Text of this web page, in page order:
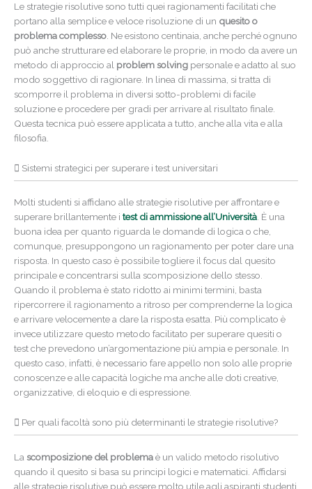
Le strategie risolutive sono tutti quei ragionamenti facilitati che
portano alla semplice e veloce risoluzione di un quesito o
problema complesso . Ne esistono centinaia, anche perché ognuno
può anche strutturare ed elaborare le proprie, in modo da avere un
metodo di approccio al problem solving personale e adatto al suo
modo soggettivo di ragionare. In linea di massima, si tratta di
scomporre il problema in diversi sotto-problemi di facile
soluzione e procedere per gradi per arrivare al risultato finale.
Questa tecnica può essere applicata a tutto, anche alla vita e alla
filosofia.
Sistemi strategici per superare i test universitari
Molti studenti si affidano alle strategie risolutive per affrontare e
superare brillantemente i test di ammissione all’Università. È una
buona idea per quanto riguarda le domande di logica o che,
comunque, presuppongono un ragionamento per poter dare una
risposta. In questo caso è possibile togliere il focus dal quesito
principale e concentrarsi sulla scomposizione dello stesso.
Quando il problema è stato ridotto ai minimi termini, basta
ripercorrere il ragionamento a ritroso per comprenderne la logica
e arrivare velocemente a dare la risposta esatta. Più complicato è
invece utilizzare questo metodo facilitato per superare quesiti o
test che prevedono un’argomentazione più ampia e personale. In
questo caso, infatti, è necessario fare appello non solo alle proprie
conoscenze e alle capacità logiche ma anche alle doti creative,
organizzative, di eloquio e di espressione.
Per quali facoltà sono più determinanti le strategie risolutive?
La scomposizione del problemaè un valido metodo risolutivo
quando il quesito si basa su principi logici e matematici. Affidarsi
alle strategie risolutive può essere molto utile agli aspiranti studenti